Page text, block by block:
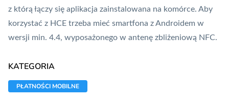
z którą łączy się aplikacja zainstalowana na komórce. Aby
korzystać z HCE trzeba mieć smartfona z Androidem w
wersji min. 4.4, wyposażonego w antenę zbliżeniową NFC.
KATEGORIA
PŁATNOŚCI MOBILNE